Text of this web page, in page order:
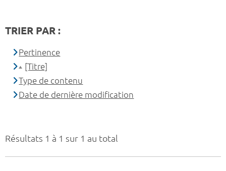
Résultats 1 à 1 sur 1 au total
TRIER PAR :
Pertinence
[Titre]
Type de contenu
Date de dernière modification